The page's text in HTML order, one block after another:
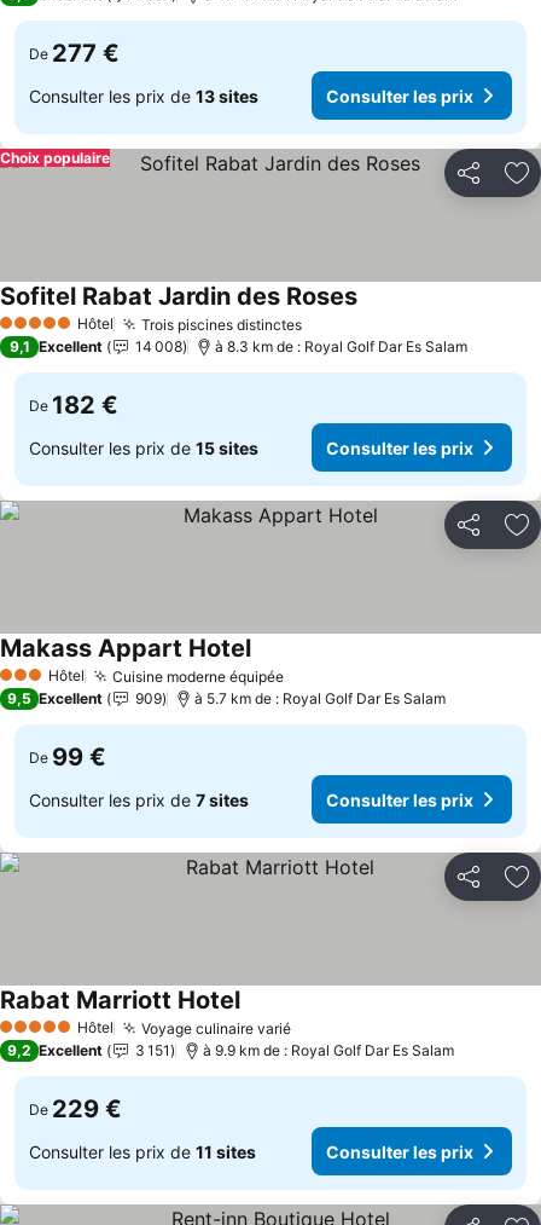
De 277 €
Consulter les prix de 13 sites Consulter les prix
Partager
Choix populaire
5 Étoiles Hôtel Trois piscines distinctesConsulter les prix
Sofitel Rabat Jardin des RosesConsulter les prix
9,1 Excellent 14 008 à 8.3 km de : Royal Golf Dar Es Salam
De 182 €
Consulter les prix de 15 sites Consulter les prix
Partager
3 ÉtoilesHôtel Cuisine moderne équipéeConsulter les prix
Makass Appart HotelConsulter les prix
9,5 Excellent 909 à 5.7 km de : Royal Golf Dar Es Salam
De 99 €
Consulter les prix de 7 sites Consulter les prix
Partager
5 Étoiles Hôtel Voyage culinaire variéConsulter les prix
Rabat Marriott HotelConsulter les prix
9,2 Excellent 3 151 à 9.9 km de : Royal Golf Dar Es Salam
De 229 €
Consulter les prix de 11 sites Consulter les prix